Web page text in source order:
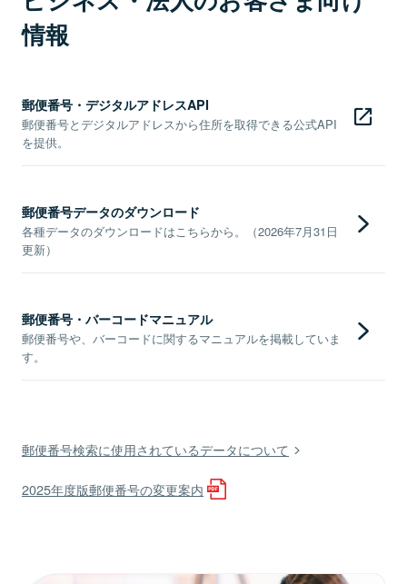
情報
郵便番号・デジタルアドレスAPI
郵便番号とデジタルアドレスから住所を取得できる公式API
を提供。
郵便番号データのダウンロード
各種データのダウンロードはこちらから。（2026年7月31日
更新）
郵便番号・バーコードマニュアル
郵便番号や、バーコードに関するマニュアルを掲載していま
す。
郵便番号検索に使用されているデータについて
2025年度版郵便番号の変更案内